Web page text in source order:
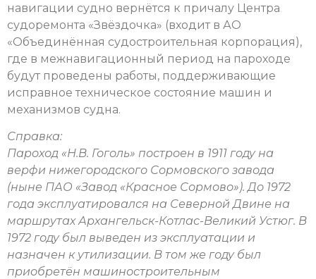
навигации судно вернётся к причалу Центра
судоремонта «Звёздочка» (входит в АО
«Объединённая судостроительная корпорация),
где в межнавигационный период на пароходе
будут проведены работы, поддерживающие
исправное техническое состояние машин и
механизмов судна.
Справка:
Пароход «Н.В. Гоголь» построен в 1911 году на
верфи нижегородского Сормовского завода
(ныне ПАО «Завод «Красное Сормово»). До 1972
года эксплуатировался на Северной Двине на
маршрутах Архангельск-Котлас-Великий Устюг. В
1972 году был выведен из эксплуатации и
назначен к утилизации. В том же году был
приобретён машиностроительным